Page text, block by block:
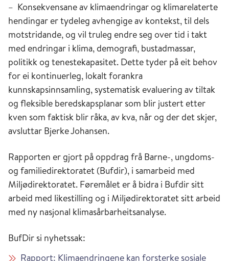
– Konsekvensane av klimaendringar og klimarelaterte
hendingar er tydeleg avhengige av kontekst, til dels
motstridande, og vil truleg endre seg over tid i takt
med endringar i klima, demografi, bustadmassar,
politikk og tenestekapasitet. Dette tyder på eit behov
for ei kontinuerleg, lokalt forankra
kunnskapsinnsamling, systematisk evaluering av tiltak
og fleksible beredskapsplanar som blir justert etter
kven som faktisk blir råka, av kva, når og der det skjer,
avsluttar Bjerke Johansen.
Rapporten er gjort på oppdrag frå Barne-, ungdoms-
og familiedirektoratet (Bufdir), i samarbeid med
Miljødirektoratet. Føremålet er å bidra i Bufdir sitt
arbeid med likestilling og i Miljødirektoratet sitt arbeid
med ny nasjonal klimasårbarheitsanalyse.
BufDir si nyhetssak:
Rapport: Klimaendringene kan forsterke sosiale